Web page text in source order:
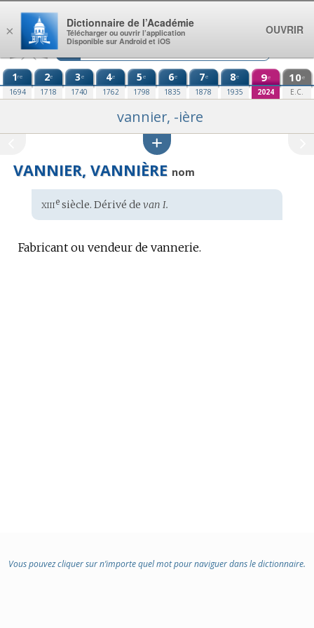
Aller au contenu
1re
1694
2e
1718
3e
1740
4e
1762
5e
1798
6e
1835
7e
1878
8e
1935
9e
2024
10e
E.C.
vannier, -ière
VANNIER, VANNIÈRE nom
Étymologie
:
xiiiesiècle. Dérivé de van I.
Fabricant ou vendeur de vannerie.
Vous pouvez cliquer sur n’importe quel mot pour naviguer dans le dictionnaire.
×
Dictionnaire de l’Académie
Télécharger ou ouvrir l’application
Disponible sur Android et iOS
OUVRIR